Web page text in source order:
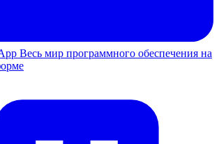
Весь мир программного обеспечения на